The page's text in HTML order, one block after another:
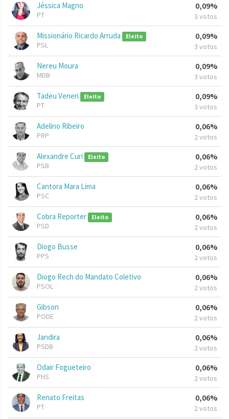
Jéssica Magno
PT
0,09%
3 votos
Missionário Ricardo Arruda Eleito
PSL
0,09%
3 votos
Nereu Moura
MDB
0,09%
3 votos
Tadeu Veneri Eleito
PT
0,09%
3 votos
Adelino Ribeiro
PRP
0,06%
2 votos
Alexandre Curi Eleito
PSB
0,06%
2 votos
Cantora Mara Lima
PSC
0,06%
2 votos
Cobra Reporter Eleito
PSD
0,06%
2 votos
Diogo Busse
PPS
0,06%
2 votos
Diogo Rech do Mandato Coletivo
PSOL
0,06%
2 votos
Gibson
PODE
0,06%
2 votos
Jandira
PSDB
0,06%
2 votos
Odair Fogueteiro
PHS
0,06%
2 votos
Renato Freitas
PT
0,06%
2 votos